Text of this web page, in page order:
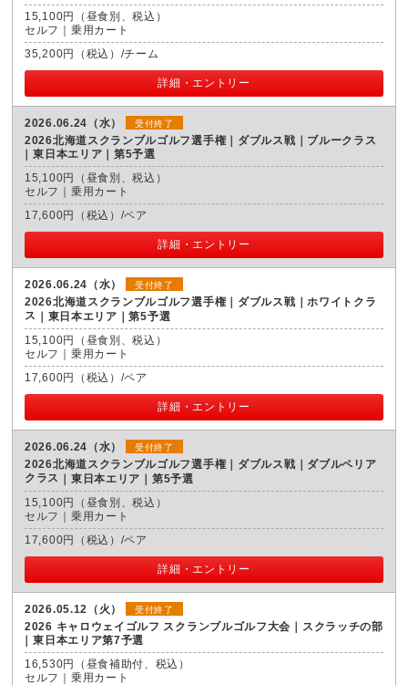
15,100円（昼食別、税込）
セルフ｜乗用カート
35,200円（税込）/チーム
詳細・エントリー
2026.06.24（水） 受付終了
2026北海道スクランブルゴルフ選手権｜ダブルス戦｜ブルークラス
東日本エリア｜第5予選
15,100円（昼食別、税込）
セルフ｜乗用カート
17,600円（税込）/ペア
詳細・エントリー
2026.06.24（水） 受付終了
2026北海道スクランブルゴルフ選手権｜ダブルス戦｜ホワイトクラ
ス
東日本エリア｜第5予選
15,100円（昼食別、税込）
セルフ｜乗用カート
17,600円（税込）/ペア
詳細・エントリー
2026.06.24（水） 受付終了
2026北海道スクランブルゴルフ選手権｜ダブルス戦｜ダブルペリア
クラス
東日本エリア｜第5予選
15,100円（昼食別、税込）
セルフ｜乗用カート
17,600円（税込）/ペア
詳細・エントリー
2026.05.12（火） 受付終了
2026 キャロウェイゴルフ スクランブルゴルフ大会｜スクラッチの部
東日本エリア第7予選
16,530円（昼食補助付、税込）
セルフ｜乗用カート